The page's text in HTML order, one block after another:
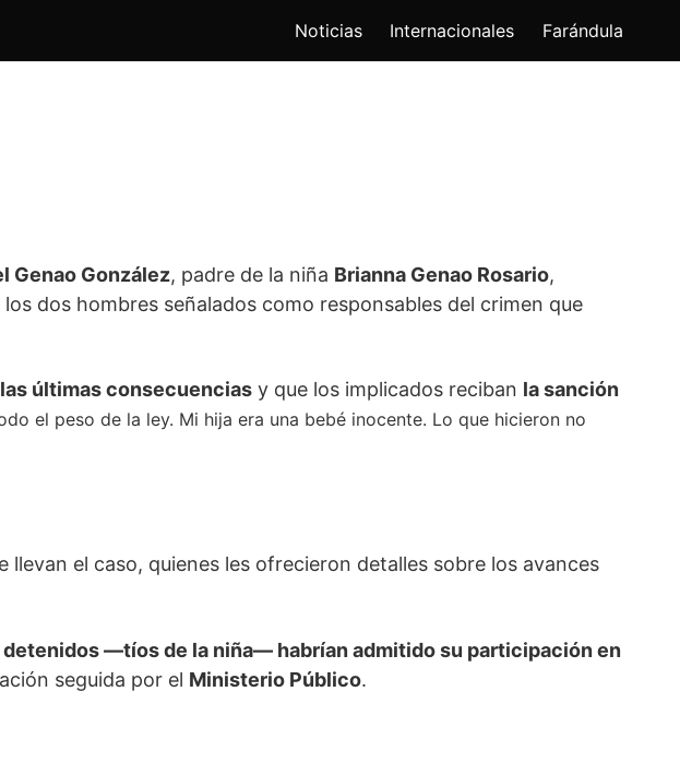
Noticias Internacionales Farándula
Genao González, padre de la niña Brianna Genao Rosario,
dos hombres señalados como responsables del crimen que
últimas consecuencias y que los implicados reciban la sanción
el peso de la ley. Mi hija era una bebé inocente. Lo que hicieron no
el caso, quienes les ofrecieron detalles sobre los avances
detenidos —tíos de la niña— habrían admitido su participación en
seguida por el Ministerio Público.